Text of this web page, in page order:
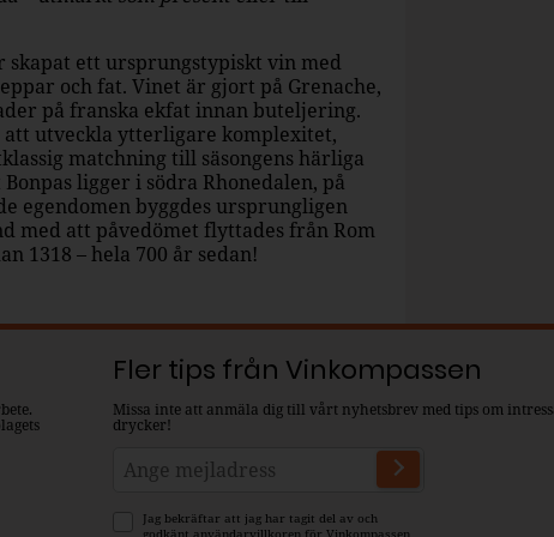
skapat ett ursprungstypiskt vin med
och fat. Vinet är gjort på Grenache,
på franska ekfat innan buteljering.
utveckla ytterligare komplexitet,
matchning till säsongens härliga
ligger i södra Rhonedalen, på
egendomen byggdes ursprungligen
med att påvedömet flyttades från Rom
1318 – hela 700 år sedan!
Fler tips från Vinkompassen
Missa inte att anmäla dig till vårt nyhetsbrev med tips om
drycker!
Jag bekräftar att jag har tagit del av och
godkänt användarvillkoren för Vinkompassen